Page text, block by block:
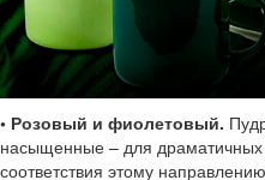
• Розовый и фиолетовый.
насыщенные – для драматичных
соответствия этому